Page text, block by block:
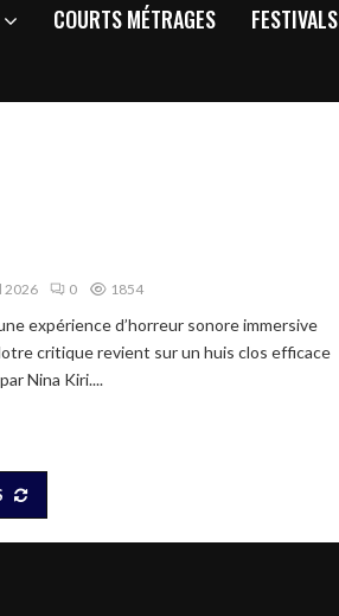
COURTS MÉTRAGES FESTIVALS
2026 0 1854
expérience d’horreur sonore immersive
critique revient sur un huis clos efficace
Nina Kiri....